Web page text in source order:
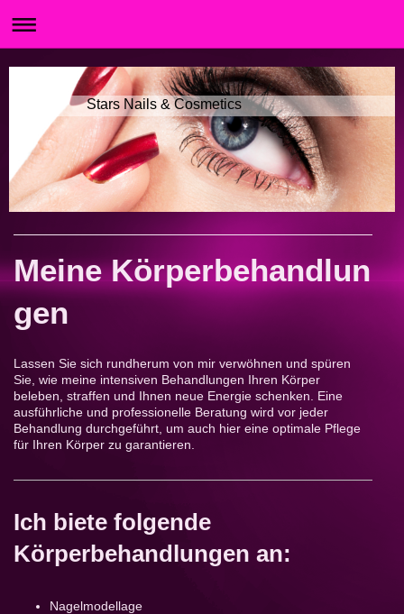
Stars Nails & Cosmetics
Meine Körperbehandlun
gen
Lassen Sie sich rundherum von mir verwöhnen und spüren
Sie, wie meine intensiven Behandlungen Ihren Körper
beleben, straffen und Ihnen neue Energie schenken. Eine
ausführliche und professionelle Beratung wird vor jeder
Behandlung durchgeführt, um auch hier eine optimale Pflege
für Ihren Körper zu garantieren.
Ich biete folgende
Körperbehandlungen an:
Nagelmodellage